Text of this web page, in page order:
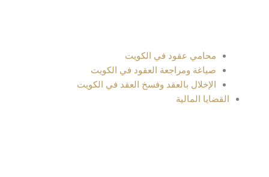
محامي عقود في الكويت
صياغة ومراجعة العقود في الكويت
الإخلال بالعقد وفسخ العقد في الكويت
القضايا المالية